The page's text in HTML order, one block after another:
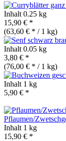
Inhalt 0.25 kg
15,90 € *
(63,60 € * / 1 kg)
Inhalt 0.05 kg
3,80 € *
(76,00 € * / 1 kg)
Inhalt 1 kg
5,90 € *
Pflaumen/
Inhalt 1 kg
15,90 € *